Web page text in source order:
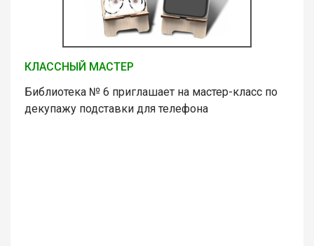
КЛАССНЫЙ МАСТЕР
Библиотека № 6 приглашает на мастер-класс по
декупажу подставки для телефона